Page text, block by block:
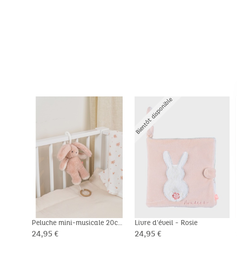
Peluche mini-musicale 20cm
- Rosie
24,95 €
Bientôt disponible
Livre d'éveil - Rosie
24,95 €